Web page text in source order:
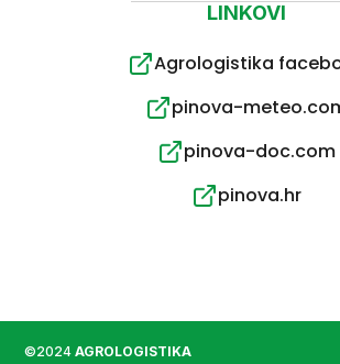
LINKOVI
Agrologistika
pinova-
pinova-doc.com
pinova.hr
©2024AGROLOGISTIKA